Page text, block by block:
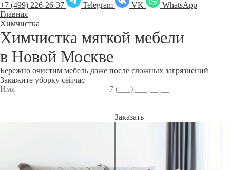
+7 (499) 226-26-37
Telegram VK
WhatsApp
Главная
Химчистка
Химчистка мягкой мебели
в Новой Москве
Бережно очистим мебель даже после сложных загрязнений
Закажите уборку сейчас
Заказать